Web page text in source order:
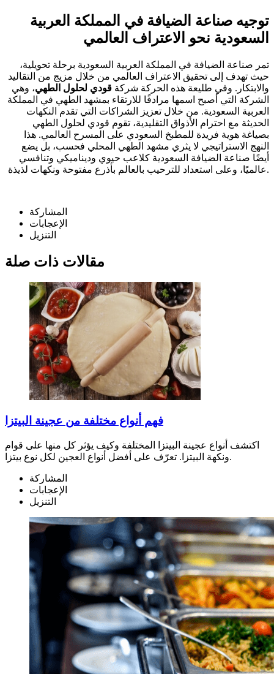
توجيه صناعة الضيافة في المملكة العربية
السعودية نحو الاعتراف العالمي
تمر صناعة الضيافة في المملكة العربية السعودية برحلة تحويلية،
حيث تهدف إلى تحقيق الاعتراف العالمي من خلال مزيج من التقاليد
والابتكار. وفي طليعة هذه الحركة شركة قودي لحلول الطهي، وهي
الشركة التي أصبح اسمها مرادفًا للارتقاء بمشهد الطهي في المملكة
العربية السعودية. من خلال تعزيز الشراكات التي تقدم النكهات
الحديثة مع احترام الأذواق التقليدية، تقوم قودي لحلول الطهي
بصياغة هوية فريدة للمطبخ السعودي على المسرح العالمي. هذا
النهج الاستراتيجي لا يثري مشهد الطهي المحلي فحسب، بل يضع
أيضًا صناعة الضيافة السعودية كلاعب حيوي وديناميكي وتنافسي
عالميًا، وعلى استعداد للترحيب بالعالم بأذرع مفتوحة ونكهات لذيذة.
المشاركة
الإعجابات
التنزيل
مقالات ذات صلة
فهم أنواع مختلفة من عجينة البيتزا
اكتشف أنواع عجينة البيتزا المختلفة وكيف يؤثر كل منها على قوام
ونكهة البيتزا. تعرّف على أفضل أنواع العجين لكل نوع بيتزا.
المشاركة
الإعجابات
التنزيل